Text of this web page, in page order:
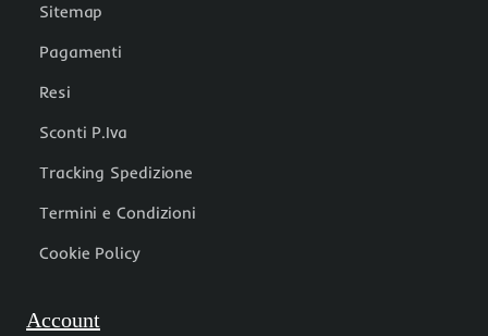
Sitemap
Pagamenti
Resi
Sconti P.Iva
Tracking Spedizione
Termini e Condizioni
Cookie Policy
Account